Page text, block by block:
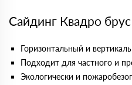
Сайдинг Квадро брус
Горизонтальный и
Подходит для частного и
Экологически и